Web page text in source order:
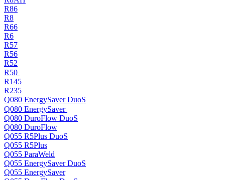
R86
R8
R66
R6
R57
R56
R52
R50
R145
R235
Q080 EnergySaver DuoS
Q080 EnergySaver
Q080 DuroFlow DuoS
Q080 DuroFlow
Q055 R5Plus DuoS
Q055 R5Plus
Q055 ParaWeld
Q055 EnergySaver DuoS
Q055 EnergySaver